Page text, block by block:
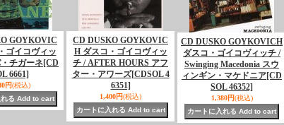
GOYKOVIC
ゴイコヴィッ
チガーネ [CD
6661]
円(税込)
CD DUSKO GOYKOVIC
H ダスコ・ゴイコヴィッ
チ / AFTER HOURS アフ
ター・アワーズ[CDSOL 4
6351]
1,400円(税込)
CD DUSKO GOYKOVICH
ダスコ・ゴイコヴィッチ /
Swinging Macedonia スウ
ィンギン・マケドニア[CD
SOL 46352]
1,380円(税込)